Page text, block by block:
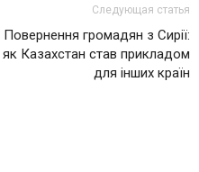
Следующая статья
Повернення громадян з Сирії:
як Казахстан став прикладом
для інших країн